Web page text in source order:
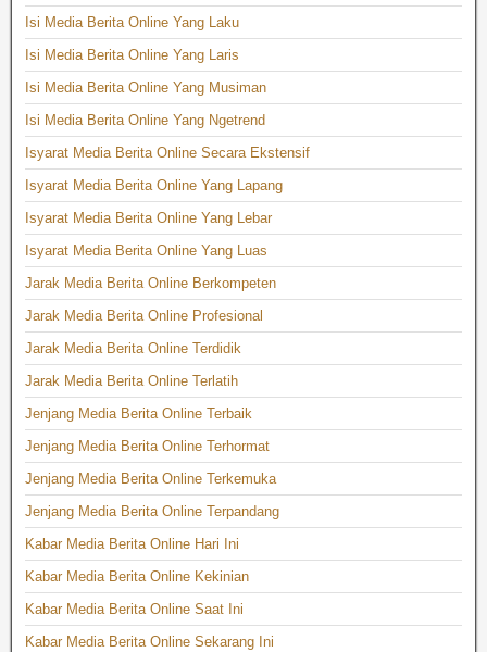
Isi Media Berita Online Yang Laku
Isi Media Berita Online Yang Laris
Isi Media Berita Online Yang Musiman
Isi Media Berita Online Yang Ngetrend
Isyarat Media Berita Online Secara Ekstensif
Isyarat Media Berita Online Yang Lapang
Isyarat Media Berita Online Yang Lebar
Isyarat Media Berita Online Yang Luas
Jarak Media Berita Online Berkompeten
Jarak Media Berita Online Profesional
Jarak Media Berita Online Terdidik
Jarak Media Berita Online Terlatih
Jenjang Media Berita Online Terbaik
Jenjang Media Berita Online Terhormat
Jenjang Media Berita Online Terkemuka
Jenjang Media Berita Online Terpandang
Kabar Media Berita Online Hari Ini
Kabar Media Berita Online Kekinian
Kabar Media Berita Online Saat Ini
Kabar Media Berita Online Sekarang Ini